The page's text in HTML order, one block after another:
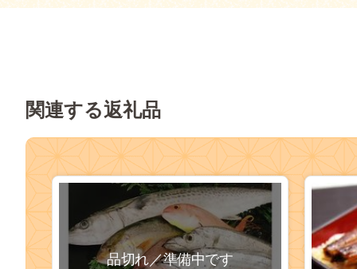
関連する返礼品
品切れ／準備中です